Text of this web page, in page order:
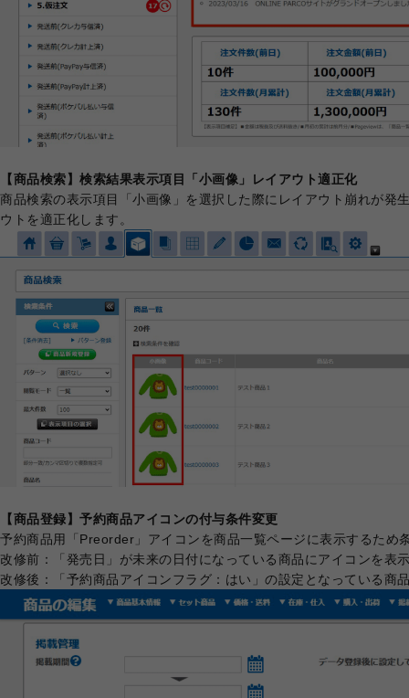
【商品検索】検索結果表示項目「小画像」レイアウト適正化
商品検索の表示項目「小画像」を選択した際にレイアウト崩れが発
ウトを適正化します。
【商品登録】予約商品アイコンの付与条件変更
予約商品用「Preorder」アイコンを商品一覧ページに表示するため
改修前：「発売日」が未来の日付になっている商品にアイコンを表
改修後：「予約商品アイコンフラグ：はい」の設定となっている商